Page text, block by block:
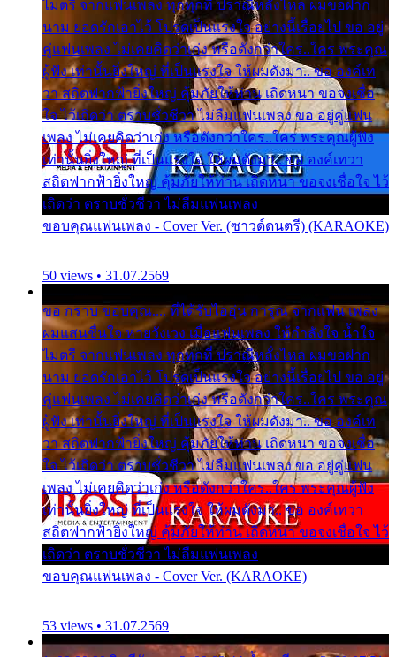
ไมตรี จากแฟนเพลง ทุกทุกที่ ปราณีหลั่งไหล ผมขอฝาก
นาม ยอดรักเอาไว้ โปรดเป็นแรงใจ อย่างนี้เรื่อยไป ขอ อยู่
คู่แฟนเพลง ไม่เคยคิดว่าเก่ง หรือดังกว่าใคร..ใคร พระคุณ
ผู้ฟัง เท่านั้นยิ่งใหญ่ ที่เป็นแรงใจ ให้ผมดังมา.. ขอ องค์เท
วา สถิตฟากฟ้ายิ่งใหญ่ คุ้มภัยให้ท่าน เถิดหนา ขอจงเชื่อ
ใจ ไว้เถิดว่า ตราบชั่วชีวา ไม่ลืมแฟนเพลง ขอ อยู่คู่แฟน
เพลง ไม่เคยคิดว่าเก่ง หรือดังกว่าใคร..ใคร พระคุณผู้ฟัง
เท่านั้นยิ่งใหญ่ ที่เป็นแรงใจ ให้ผมดังมา.. ขอ องค์เทวา
สถิตฟากฟ้ายิ่งใหญ่ คุ้มภัยให้ท่าน เถิดหนา ขอจงเชื่อใจ ไว้
เถิดว่า ตราบชั่วชีวา ไม่ลืมแฟนเพลง
ขอบคุณแฟนเพลง - Cover Ver. (ซาวด์ดนตรี) (KARAOKE)
50 views • 31.07.2569
ขอ กราบ ขอบคุณ.... ที่ได้รับไออุ่น การุณ จากแฟน เพลง
ผมแสนชื่นใจ หายวังเวง เมื่อแฟนเพลง ให้กำลังใจ น้ำใจ
ไมตรี จากแฟนเพลง ทุกทุกที่ ปราณีหลั่งไหล ผมขอฝาก
นาม ยอดรักเอาไว้ โปรดเป็นแรงใจ อย่างนี้เรื่อยไป ขอ อยู่
คู่แฟนเพลง ไม่เคยคิดว่าเก่ง หรือดังกว่าใคร..ใคร พระคุณ
ผู้ฟัง เท่านั้นยิ่งใหญ่ ที่เป็นแรงใจ ให้ผมดังมา.. ขอ องค์เท
วา สถิตฟากฟ้ายิ่งใหญ่ คุ้มภัยให้ท่าน เถิดหนา ขอจงเชื่อ
ใจ ไว้เถิดว่า ตราบชั่วชีวา ไม่ลืมแฟนเพลง ขอ อยู่คู่แฟน
เพลง ไม่เคยคิดว่าเก่ง หรือดังกว่าใคร..ใคร พระคุณผู้ฟัง
เท่านั้นยิ่งใหญ่ ที่เป็นแรงใจ ให้ผมดังมา.. ขอ องค์เทวา
สถิตฟากฟ้ายิ่งใหญ่ คุ้มภัยให้ท่าน เถิดหนา ขอจงเชื่อใจ ไว้
เถิดว่า ตราบชั่วชีวา ไม่ลืมแฟนเพลง
ขอบคุณแฟนเพลง - Cover Ver. (KARAOKE)
53 views • 31.07.2569